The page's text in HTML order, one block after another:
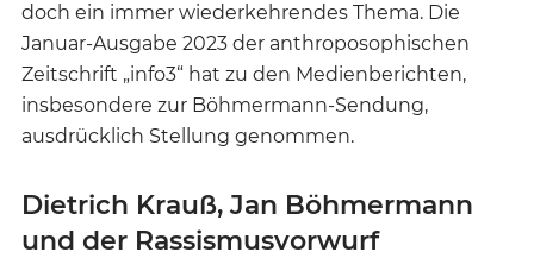
doch ein immer wiederkehrendes Thema. Die
Januar-Ausgabe 2023 der anthroposophischen
Zeitschrift „info3“ hat zu den Medienberichten,
insbesondere zur Böhmermann-Sendung,
ausdrücklich Stellung genommen.
Dietrich Krauß, Jan Böhmermann
und der Rassismusvorwurf